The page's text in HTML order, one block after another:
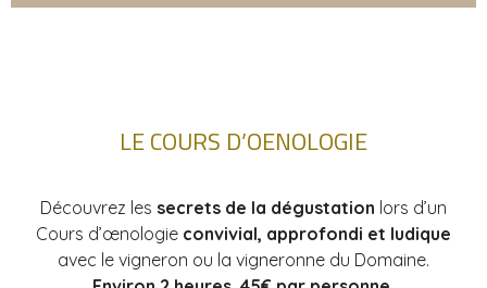
LE COURS D’OENOLOGIE
Découvrez les secrets de la dégustation lors d’un
Cours d’œnologie convivial, approfondi et ludique
avec le vigneron ou la vigneronne du Domaine.